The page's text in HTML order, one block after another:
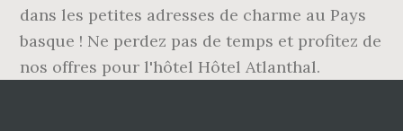
dans les petites adresses de charme au Pays
basque ! Ne perdez pas de temps et profitez de
nos offres pour l'hôtel Hôtel Atlanthal.